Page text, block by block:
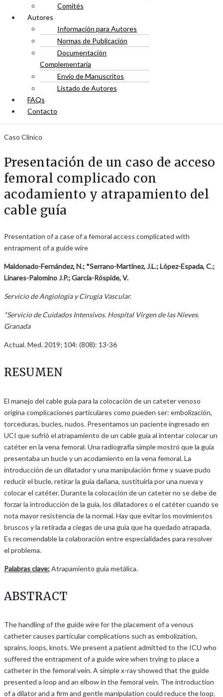
Comités
Autores
Información para Autores
Normas de Publicación
Documentación
Complementaria
Envío de Manuscritos
Listado de Autores
FAQs
Contacto
Caso Clínico
Presentación de un caso de acceso
femoral complicado con
acodamiento y atrapamiento del
cable guía
Presentation of a case of a femoral access complicated with
entrapment of a guide wire
Maldonado-Fernández, N.; *Serrano-Martínez, J.L.; López-Espada, C.;
Linares-Palomino J.P.; García-Róspide, V.
Servicio de Angiología y Cirugía Vascular.
*Servicio de Cuidados Intensivos. Hospital Virgen de las Nieves.
Granada
Actual. Med. 2019; 104: (808): 13-36
RESUMEN
El manejo del cable guía para la colocación de un cateter venoso
origina complicaciones particulares como pueden ser: embolización,
torceduras, bucles, nudos. Presentamos un paciente ingresado en
UCI que sufrió el atrapamiento de un cable guía al intentar colocar un
catéter en la vena femoral. Una radiografía simple mostró que la guía
presentaba un bucle y un acodamiento en la vena femoral. La
introducción de un dilatador y una manipulación firme y suave pudo
reducir el bucle, retirar la guía dañana, sustituirla por una nueva y
colocar el catéter. Durante la colocación de un cateter no se debe de
forzar la introducción de la guía, los dilatadores o el catéter cuando se
nota mayor resistencia de la normal. Hay que evitar los movimientos
bruscos y la retirada a ciegas de una guía que ha quedado atrapada.
Es recomendable la colaboración entre especialidades para resolver
el problema.
Palabras clave:Atrapamiento guía metálica.
ABSTRACT
The handling of the guide wire for the placement of a venous
catheter causes particular complications such as embolization,
sprains, loops, knots. We present a patient admitted to the ICU who
suffered the entrapment of a guide wire when trying to place a
catheter in the femoral vein. A simple x-ray showed that the guide
presented a loop and an elbow in the femoral vein. The introduction
of a dilator and a firm and gentle manipulation could reduce the loop,